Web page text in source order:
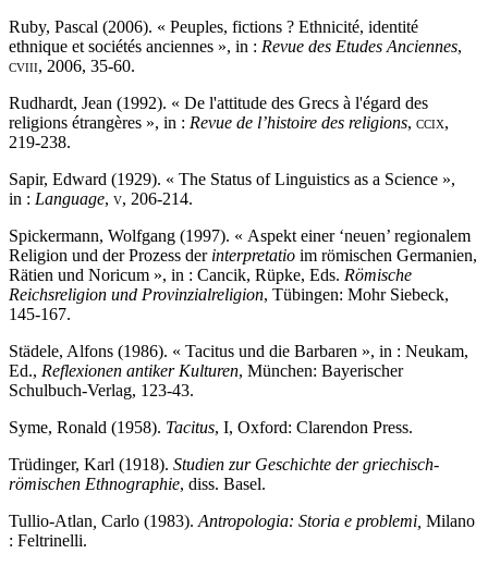
Ruby, Pascal (2006). « Peuples, fictions ? Ethnicité, identité
ethnique et sociétés anciennes », in : Revue des Etudes Anciennes,
cviii, 2006, 35-60.
Rudhardt, Jean (1992). « De l'attitude des Grecs à l'égard des
religions étrangères », in : Revue de l’histoire des religions, ccix,
219-238.
Sapir, Edward (1929). « The Status of Linguistics as a Science »,
in : Language, v, 206-214.
Spickermann, Wolfgang (1997). « Aspekt einer ‘neuen’ regionalem
Religion und der Prozess der interpretatio im römischen Germanien,
Rätien und Noricum », in : Cancik, Rüpke, Eds. Römische
Reichsreligion und Provinzialreligion, Tübingen: Mohr Siebeck,
145-167.
Städele, Alfons (1986). « Tacitus und die Barbaren », in : Neukam,
Ed., Reflexionen antiker Kulturen, München: Bayerischer
Schulbuch-Verlag, 123-43.
Syme, Ronald (1958). Tacitus, I, Oxford: Clarendon Press.
Trüdinger, Karl (1918). Studien zur Geschichte der griechisch-
römischen Ethnographie, diss. Basel.
Tullio-Atlan Carlo (1983). Antropologia: Storia e problemi, Milano
: Feltrinelli.